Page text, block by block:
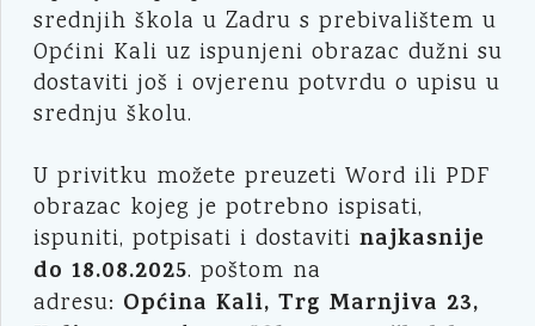
srednjih škola u Zadru s prebivalištem u
Općini Kali uz ispunjeni obrazac dužni su
dostaviti još i ovjerenu potvrdu o upisu u
srednju školu.
U privitku možete preuzeti Word ili PDF
obrazac kojeg je potrebno ispisati,
ispuniti, potpisati i dostaviti najkasnije
do 18.08.2025. poštom na
adresu: Općina Kali, Trg Marnjiva 23,